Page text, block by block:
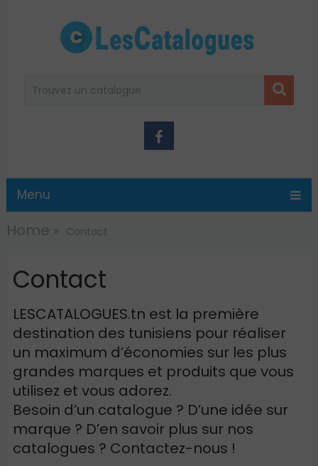
Menu
Home Contact
Contact
LESCATALOGUES.tn est la première
destination des tunisiens pour réaliser
un maximum d’économies sur les plus
grandes marques et produits que vous
utilisez et vous adorez.
Besoin d’un catalogue ? D’une idée sur
marque ? D’en savoir plus sur nos
catalogues ? Contactez-nous !